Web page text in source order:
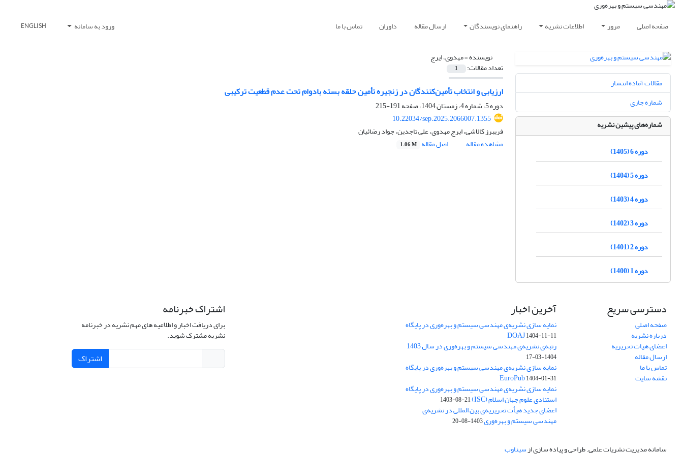
صفحه اصلی مرور اطلاعات نشریه راهنمای نویسندگان ارسال مقاله داوران تماس با ما ورود به سامانه ENGLISH
نویسنده =مهدوی، ایرج
تعداد مقالات: 1
ارزیابی و انتخاب تأمین‌کنندگان در زنجیره تأمین حلقه بسته بادوام تحت عدم قطعیت ترکیبی
دوره 5، شماره 4، زمستان 1404، صفحه
191-215
10.22034/sep.2025.2066007.1355
فریبرز کالاشی، ایرج مهدوی، علی تاجدین، جواد رضائیان
مشاهده مقاله
اصل مقاله 1.06 M
مقالات آماده انتشار
شماره جاری
شماره‌های پیشین نشریه
دوره 6 (1405)
دوره 5 (1404)
دوره 4 (1403)
دوره 3 (1402)
دوره 2 (1401)
دوره 1 (1400)
دسترسی سریع
صفحه اصلی
درباره نشریه
اعضای هیات تحریریه
ارسال مقاله
تماس با ما
نقشه سایت
آخرین اخبار
نمایه سازی نشریه‌ی مهندسی سیستم و بهره‌وری در پایگاه
DOAJ1404-11-11
رتبه‌ی نشریه‌ی مهندسی سیستم و بهره‌وری در سال 1403
1404-03-17
نمایه سازی نشریه‌ی مهندسی سیستم و بهره‌وری در پایگاه
EuroPub1404-01-31
نمایه سازی نشریه‌ی مهندسی سیستم و بهره‌وری در پایگاه
استنادی علوم جهان اسلام (ISC) 1403-08-21
اعضای جدید هیأت تحریریه‌ی بین المللی در نشریه‌ی
مهندسی سیستم و بهره‌وری1403-08-20
اشتراک خبرنامه
برای دریافت اخبار و اطلاعیه های مهم نشریه در خبرنامه
نشریه مشترک شوید.
اشتراک
سامانه مدیریت نشریات علمی.طراحی و پیاده سازی ازسیناوب